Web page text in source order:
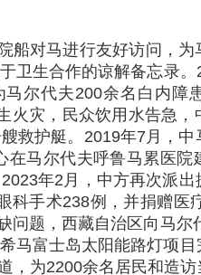
船对马进行友好访问，
卫生合作的谅解备忘录
尔代夫200余名白内障
火灾，民众饮用水告急，
救护艇。2019年7月，中
马尔代夫呼鲁马累医院
年2月，中方再次派
科手术238例，并捐赠医
问题，西藏自治区向马尔
马富士岛太阳能路灯项
，为2200余名居民和造